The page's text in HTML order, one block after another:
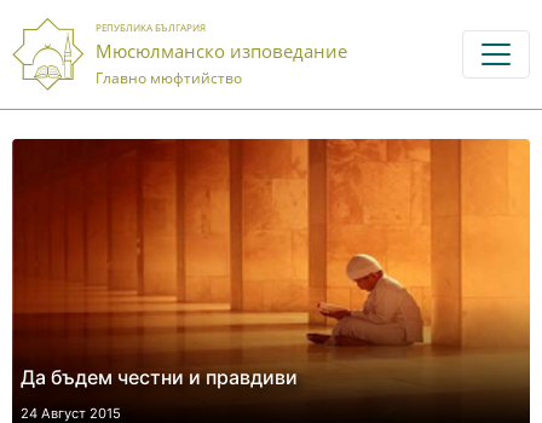
РЕПУБЛИКА БЪЛГАРИЯ
Мюсюлманско изповедание
Главно мюфтийство
Да бъдем честни и правдиви
24 Август 2015